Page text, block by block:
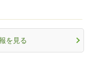
を見る